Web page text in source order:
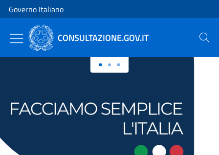
Vai al contenuto
Vai alla navigazione del sito
Governo Italiano
CONSULTAZIONE.GOV.IT Cerca